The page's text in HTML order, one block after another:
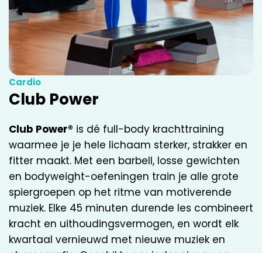
Cardio
Club Power
Club Power® is dé full-body krachttraining
waarmee je je hele lichaam sterker, strakker en
fitter maakt. Met een barbell, losse gewichten
en bodyweight-oefeningen train je alle grote
spiergroepen op het ritme van motiverende
muziek. Elke 45 minuten durende les combineert
kracht en uithoudingsvermogen, en wordt elk
kwartaal vernieuwd met nieuwe muziek en